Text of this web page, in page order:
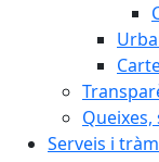
Serveis i